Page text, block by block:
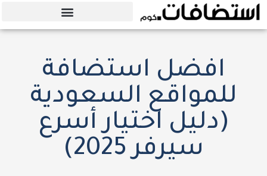
افضل استضافة
للمواقع السعودية
(دليل اختيار أسرع
سيرفر 2025)